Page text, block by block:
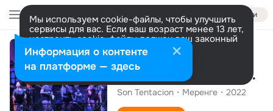
Войти
Мы используем cookie-файлы, чтобы улучшить
сервисы для вас. Если ваш возраст менее 13 лет,
настроить cookie-файлы должен ваш законный
представитель. Больше информации
Разрешить все Настроить
Сингл
Definitivamente (En Vivo)
Son Tentacion Меренге 2022
Информация о контенте
на платформе — здесь